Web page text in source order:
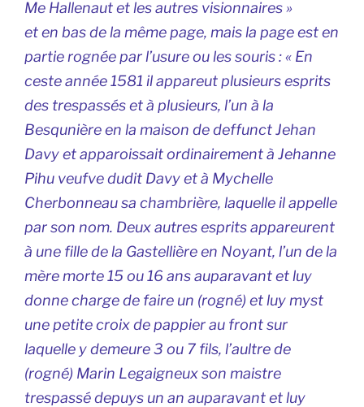
Me Hallenaut et les autres visionnaires »
et en bas de la même page, mais la page est en
partie rognée par l’usure ou les souris :« En
ceste année 1581 il appareut plusieurs esprits
des trespassés et à plusieurs, l’un à la
Besqunière en la maison de deffunct Jehan
Davy et apparoissait ordinairement à Jehanne
Pihu veufve dudit Davy et à Mychelle
Cherbonneau sa chambrière, laquelle il appelle
par son nom. Deux autres esprits appareurent
à une fille de la Gastellière en Noyant, l’un de la
mère morte 15 ou 16 ans auparavant et luy
donne charge de faire un (rogné) et luy myst
une petite croix de pappier au front sur
laquelle y demeure 3 ou 7 fils, l’aultre de
(rogné) Marin Legaigneux son maistre
trespassé depuys un an auparavant et luy